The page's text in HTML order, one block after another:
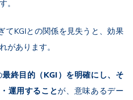
。
てKGIとの関係を見失うと、効果
があります。
最終目的（KGI）を明確にし、そ
運用することが、意味あるデー